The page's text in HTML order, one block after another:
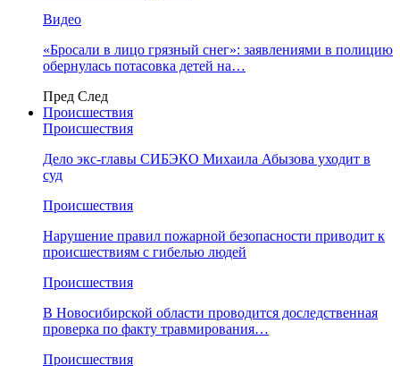
Видео
«Бросали в лицо грязный снег»: заявлениями в полицию
обернулась потасовка детей на…
Пред След
Происшествия
Происшествия
Дело экс-главы СИБЭКО Михаила Абызова уходит в
суд
Происшествия
Нарушение правил пожарной безопасности приводит к
происшествиям с гибелью людей
Происшествия
В Новосибирской области проводится доследственная
проверка по факту травмирования…
Происшествия